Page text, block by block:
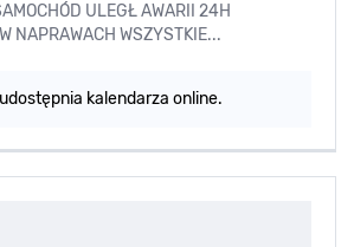
ULEGŁ AWARII 24H
NAPRAWACH WSZYSTKIE...
kalendarza online.